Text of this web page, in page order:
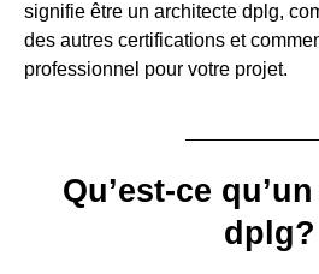
signifie être un architecte dplg,
des autres certifications et
professionnel pour votre projet.
Qu’est-ce
dplg?